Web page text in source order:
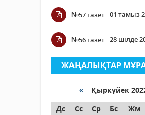
№57 газет 01 тамыз
№56 газет 28 шілде
ЖАҢАЛЫҚТАР
« Қыркүйек
Дс
Сс Ср Бс Жм